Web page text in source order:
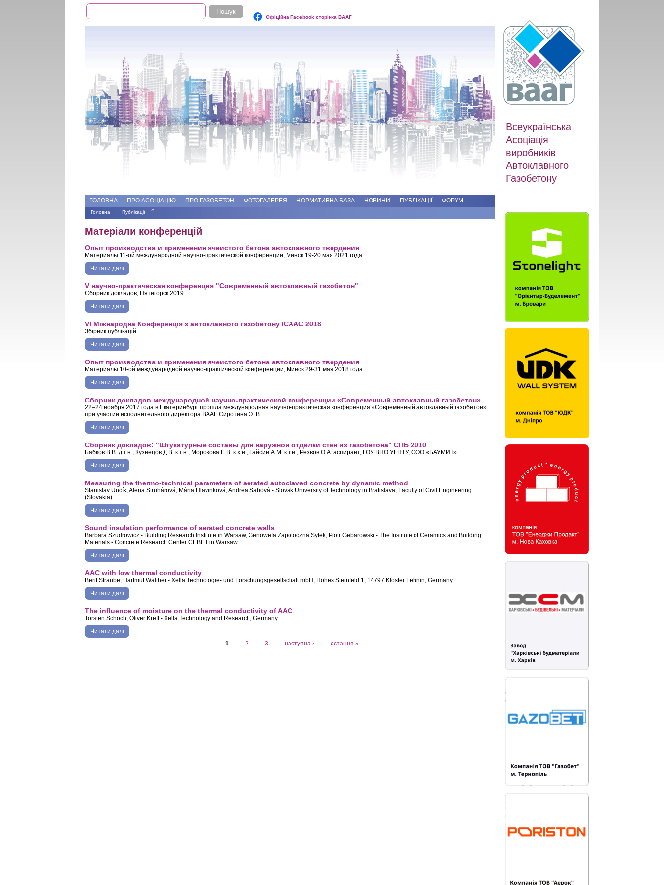
Пошукова форма
Пошук
Офіційна Facebook сторінка ВААГ
Всеукраїнська
Асоціація
виробників
Автоклавного
Газобетону
ГОЛОВНА ПРО АСОЦІАЦІЮ ПРО ГАЗОБЕТОН ФОТОГАЛЕРЕЯ НОРМАТИВНА БАЗА НОВИНИ ПУБЛІКАЦІЇ ФОРУМ
Ви є тут
Головна »
Публікації
Матеріали конференцій
Опыт производства и применения ячеистого бетона автоклавного твердения
Материалы 11-ой международной научно-практической конференции, Минск 19-20 мая 2021 года
Читати далі
V научно-практическая конференция "Современный автоклавный газобетон"
Сборник докладов, Пятигорск 2019
Читати далі
VI Міжнародна Конференція з автоклавного газобетону ICAAC 2018
Збірник публікацій
Читати далі
Опыт производства и применения ячеистого бетона автоклавного твердения
Материалы 10-ой международной научно-практической конференции, Минск 29-31 мая 2018 года
Читати далі
Сборник докладов международной научно-практической конференции «Современный автоклавный газобетон»
22–24 ноября 2017 года в Екатеринбург прошла международная научно-практическая конференция «Современный автоклавный газобетон»
при участии исполнительного директора ВААГ Сиротина О. В.
Читати далі
Сборник докладов: "Штукатурные составы для наружной отделки стен из газобетона" СПБ 2010
Бабков В.В. д.т.н., Кузнецов Д.В. к.т.н., Морозова Е.В. к.х.н., Гайсин А.М. к.т.н., Резвов О.А. аспирант, ГОУ ВПО УГНТУ, ООО «БАУМИТ»
Читати далі
Measuring the thermo-technical parameters of aerated autoclaved concrete by dynamic method
Stanislav Unсík, Alena Struhárová, Mária Hlavinková, Andrea Sabová - Slovak University of Technology in Bratislava, Faculty of Civil Engineering
(Slovakia)
Читати далі
Sound insulation performance of aerated concrete walls
Barbara Szudrowicz - Building Research Institute in Warsaw, Genowefa Zapotoczna Sytek, Piotr Gebarowski - The Institute of Ceramics and Building
Materials - Concrete Research Center CEBET in Warsaw
Читати далі
AAC with low thermal conductivity
Berit Straube, Hartmut Walther - Xella Technologie- und Forschungsgesellschaft mbH, Hohes Steinfeld 1, 14797 Kloster Lehnin, Germany
Читати далі
The influence of moisture on the thermal conductivity of AAC
Torsten Schoch, Oliver Kreft - Xella Technology and Research, Germany
Читати далі
1 2 3 наступна › остання »